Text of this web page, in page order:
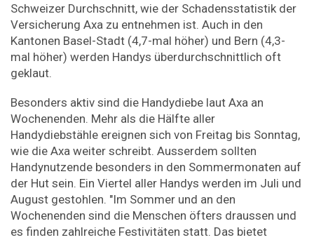
Schweizer Durchschnitt, wie der Schadensstatistik der
Versicherung Axa zu entnehmen ist. Auch in den
Kantonen Basel-Stadt (4,7-mal höher) und Bern (4,3-
mal höher) werden Handys überdurchschnittlich oft
geklaut.
Besonders aktiv sind die Handydiebe laut Axa an
Wochenenden. Mehr als die Hälfte aller
Handydiebstähle ereignen sich von Freitag bis Sonntag,
wie die Axa weiter schreibt. Ausserdem sollten
Handynutzende besonders in den Sommermonaten auf
der Hut sein. Ein Viertel aller Handys werden im Juli und
August gestohlen. "Im Sommer und an den
Wochenenden sind die Menschen öfters draussen und
es finden zahlreiche Festivitäten statt. Das bietet